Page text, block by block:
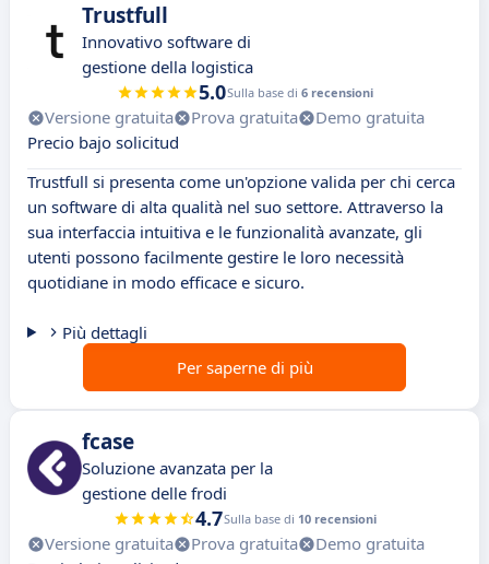
Trustfull
Innovativo software di
gestione della logistica
5.0Sulla base di 6 recensioni
Versione gratuita Prova gratuita
Demo gratuita
Precio bajo solicitud
Trustfull si presenta come un'opzione valida per chi cerca
un software di alta qualità nel suo settore. Attraverso la
sua interfaccia intuitiva e le funzionalità avanzate, gli
utenti possono facilmente gestire le loro necessità
quotidiane in modo efficace e sicuro.
Più dettagli
Per saperne di più
fcase
Soluzione avanzata per la
gestione delle frodi
4.7Sulla base di 10 recensioni
Versione gratuita Prova gratuita
Demo gratuita